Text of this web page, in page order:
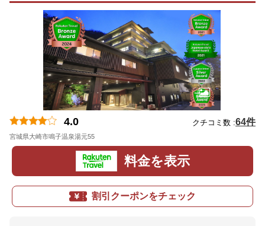
4.0 クチコミ数 :64件
宮城県大崎市鳴子温泉湯元55
料金を表示
割引クーポンをチェック